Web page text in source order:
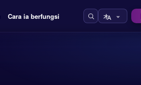
Cara ia berfungsi